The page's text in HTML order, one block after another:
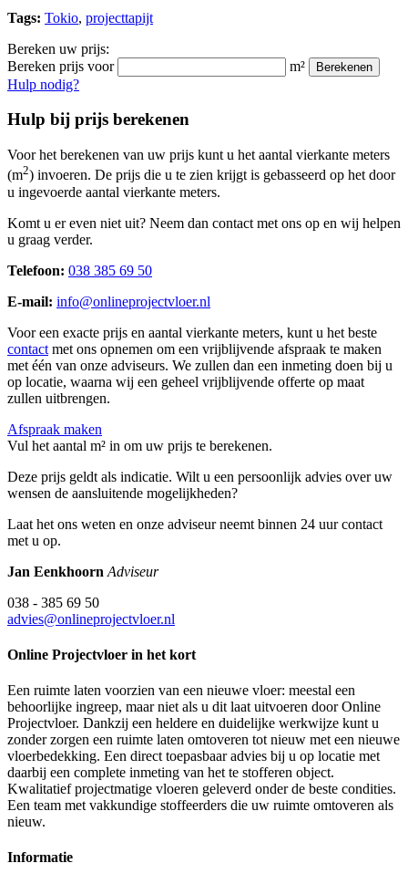
Tags: Tokio, projecttapijt
Bereken uw prijs:
Bereken prijs voor
m² Berekenen
Hulp nodig?
Hulp bij prijs berekenen
Voor het berekenen van uw prijs kunt u het aantal vierkante meters
(m2) invoeren. De prijs die u te zien krijgt is gebasseerd op het door
u ingevoerde aantal vierkante meters.
Komt u er even niet uit? Neem dan contact met ons op en wij helpen
u graag verder.
Telefoon: 038 385 69 50
E-mail: info@onlineprojectvloer.nl
Voor een exacte prijs en aantal vierkante meters, kunt u het beste
contact met ons opnemen om een vrijblijvende afspraak te maken
met één van onze adviseurs. We zullen dan een inmeting doen bij u
op locatie, waarna wij een geheel vrijblijvende offerte op maat
zullen uitbrengen.
Afspraak maken
Vul het aantal m² in om uw prijs te berekenen.
Deze prijs geldt als indicatie. Wilt u een persoonlijk advies over uw
wensen de aansluitende mogelijkheden?
Laat het ons weten en onze adviseur neemt binnen 24 uur contact
met u op.
Jan Eenkhoorn Adviseur
038 - 385 69 50
advies@onlineprojectvloer.nl
Online Projectvloer in het kort
Een ruimte laten voorzien van een nieuwe vloer: meestal een
behoorlijke ingreep, maar niet als u dit laat uitvoeren door Online
Projectvloer. Dankzij een heldere en duidelijke werkwijze kunt u
zonder zorgen een ruimte laten omtoveren tot nieuw met een nieuwe
vloerbedekking. Een direct toepasbaar advies bij u op locatie met
daarbij een complete inmeting van het te stofferen object.
Kwalitatief projectmatige vloeren geleverd onder de beste condities.
Een team met vakkundige stoffeerders die uw ruimte omtoveren als
nieuw.
Informatie